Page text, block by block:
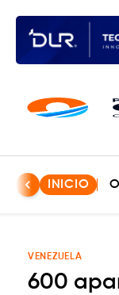
INICIO
VENEZUELA
600